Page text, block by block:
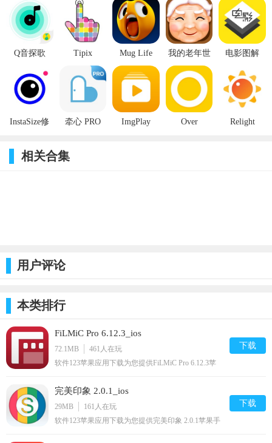
https://www.floatcamellia.com/privacy.html
使用条款：
https://www.floatcamellia.com/agreement.html
【更新日志】
特效资源上新：新增万圣节特效，暗夜吸血鬼、女巫魔镜和可爱鬼特效，不给糖
背景资源上新：新增恐怖惊魂夜、魔法学校、复古街景背景，抠图更多玩法！
身材装饰上新：新增纤细、骨感锁骨贴纸。
优化了图片编辑去皱效果。
Q音探歌
Tipix
2.7.5_ios
Mug Life
2.0.37_ios
我的老年世
界 2.3_ios
电影图解
InstaSize修
牵心 PRO
ImgPlay
Over
Relight
相关合集
用户评论
本类排行
FiLMiC Pro 6.12.3_ios
72.1MB 461 人在玩
软件123苹果应用下载为您提供FiLMiC Pro 6.12.3苹
下载
完美印象 2.0.1_ios
29MB 161 人在玩
软件123苹果应用下载为您提供完美印象 2.0.1苹果手
下载